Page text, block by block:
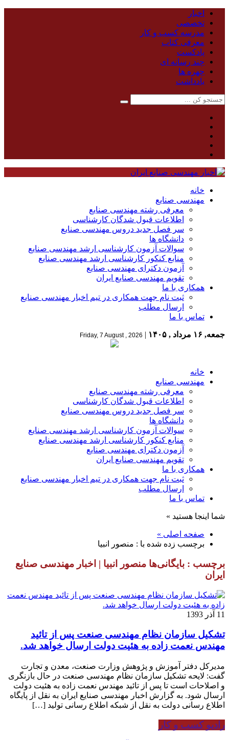
اخبار
تخصصی
مدرسه کسب و کار
معرفی کتاب
پادکست
چند رسانه ای
چهره ها
یادداشت
خانه
مهندسی صنایع
معرفی رشته مهندسی صنایع
اطلاعات قبول شدگان کارشناسی
سر فصل جدید دروس مهندسی صنایع
دانشگاه ها
سوالات آزمون کارشناسی ارشد مهندسی صنایع
منابع کنکور کارشناسی ارشد مهندسی صنایع
آزمون دکترای مهندسی صنایع
تقویم مهندسی صنایع ایران
همکاری با ما
ثبت نام جهت همکاری در تیم اخبار مهندسی صنایع
ارسال مطلب
تماس با ما
جمعه, ۱۶ مرداد , ۱۴۰۵ |
Friday, 7 August , 2026
خانه
مهندسی صنایع
معرفی رشته مهندسی صنایع
اطلاعات قبول شدگان کارشناسی
سر فصل جدید دروس مهندسی صنایع
دانشگاه ها
سوالات آزمون کارشناسی ارشد مهندسی صنایع
منابع کنکور کارشناسی ارشد مهندسی صنایع
آزمون دکترای مهندسی صنایع
تقویم مهندسی صنایع ایران
همکاری با ما
ثبت نام جهت همکاری در تیم اخبار مهندسی صنایع
ارسال مطلب
تماس با ما
شما اینجا هستید »
صفحه اصلی »
برچسب زده شده با : منصور انبيا
برچسب : بایگانی‌ها منصور انبيا | اخبار مهندسی صنایع
ایران
11 آذر 1393
تشکیل سازمان نظام مهندسی صنعت پس از تائید
مهندس نعمت زاده به هئیت دولت ارسال خواهد شد.
مدیرکل دفتر آموزش و پژوهش وزارت صنعت، معدن و تجارت
گفت: لایحه تشکیل سازمان نظام مهندسی صنعت در حال بازنگری
و اصلاحات است تا پس از تائید مهندس نعمت زاده به هئیت دولت
ارسال شود. به گزارش اخبار مهندسی صنایع ایران به نقل از پایگاه
اطلاع رسانی دولت به نقل از شبکه اطلاع رسانی تولید […]
رادیو کسب و کار